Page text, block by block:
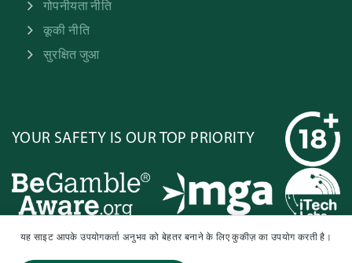
यह साइट आपके उपयोगकर्ता अनुभव को बेहतर बनाने के लिए कुकीज़ का उपयोग करती है।
गोपनीयता नीति
कूकी नीति
सुरक्षित जुआ
YOUR SAFETY IS OUR TOP PRIORITY